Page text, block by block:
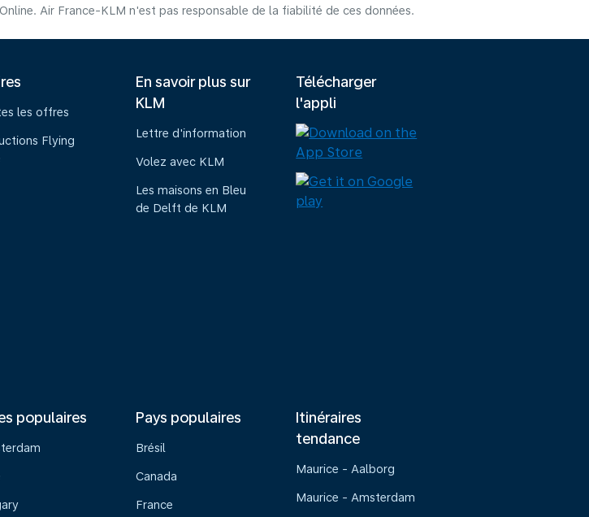
Air France-KLM n'est pas responsable de la fiabilité de ces données.
les offres
Flying
En savoir plus sur
KLM
Lettre d'information
Volez avec KLM
Les maisons en Bleu
de Delft de KLM
Télécharger
l'appli
populaires Pays populaires
Brésil
Canada
France
Itinéraires
tendance
Maurice - Aalborg
Maurice - Amsterdam